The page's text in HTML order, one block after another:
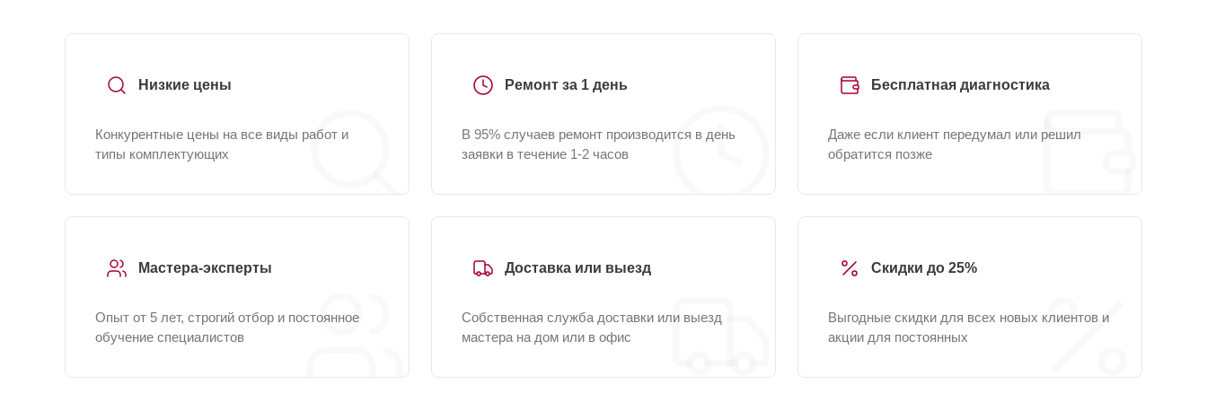
Низкие цены
Конкурентные цены на все виды работ и
типы комплектующих
Ремонт за 1 день
В 95% случаев ремонт производится в день
заявки в течение 1-2 часов
Бесплатная диагностика
Даже если клиент передумал или решил
обратится позже
Мастера-эксперты
Опыт от 5 лет, строгий отбор и постоянное
обучение специалистов
Доставка или выезд
Собственная служба доставки или выезд
мастера на дом или в офис
Скидки до 25%
Выгодные скидки для всех новых клиентов и
акции для постоянных